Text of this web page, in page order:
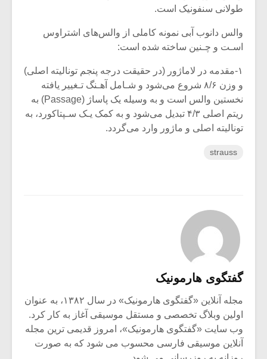
طولانی سنفونیک است.
والس دانوب آبی نمونه کاملی‌ از‌ والس‌های‌ اشتراوس‌
اسـت و چـنین ساخته شده است:
۱-مقدمه در لاماژور (در حقیقت درجه‌ پنجم‌ تونالیته‌ اصلی)
و وزن ۸/۶ شروع می‌شود و شـامل آهـنگ تـغییر یافته‌
نخستین والس است و به وسیله یک پاساژ (Passage‌) به
ریتم‌ اصلی ۴/۳ تبدیل می‌شود و به کمک یـک سـپتاکورد، به‌
تونالیته اصلی‌ و ماژور‌ وارد می‌گردد.
strauss
گفتگوی هارمونیک
مجله آنلاین «گفتگوی هارمونیک» در سال ۱۳۸۲، به عنوان
اولین وبلاگ تخصصی و مستقل موسیقی آغاز به کار کرد.
وب سایت «گفتگوی هارمونیک»، امروز قدیمی ترین مجله
آنلاین موسیقی فارسی محسوب می شود که به صورت